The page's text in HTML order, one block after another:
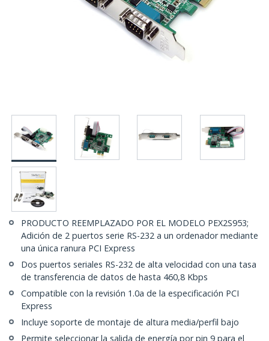
PRODUCTO REEMPLAZADO POR EL MODELO PEX2S953;
Adición de 2 puertos serie RS-232 a un ordenador mediante
una única ranura PCI Express
Dos puertos seriales RS-232 de alta velocidad con una tasa
de transferencia de datos de hasta 460,8 Kbps
Compatible con la revisión 1.0a de la especificación PCI
Express
Incluye soporte de montaje de altura media/perfil bajo
Permite seleccionar la salida de energía por pin 9 para el